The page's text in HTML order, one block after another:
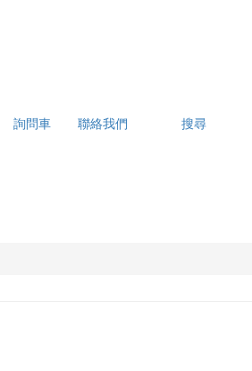
詢問車 聯絡我們 搜尋